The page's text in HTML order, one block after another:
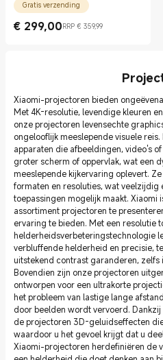
Gratis verzending
€ 299,00
Current Price € 299.00
RRP € 359,99
Marktprijs € 359,99
Xiaomi-projectoren bieden
Met 4K-resolutie, levendige kleuren
onze projectoren levensechte
ongelooflijk meeslepende visuele
apparaten die afbeeldingen, video's
groter scherm of oppervlak, wat een
meeslepende kijkervaring oplevert.
formaten en resoluties, wat veelzijdig
toepassingen mogelijk maakt. Xiaomi
assortiment projectoren te
ervaring te bieden. Met een resolutie
helderheidsverbeteringstechnologie
verbluffende helderheid en precisie,
uitstekend contrast garanderen,
Bovendien zijn onze projectoren
ontworpen voor een ultrakorte
het probleem van lastige lange
door beelden wordt vervoerd.
de projectoren 3D-geluidseffecten
waardoor u het gevoel krijgt dat u
Xiaomi-projectoren herdefiniëren de